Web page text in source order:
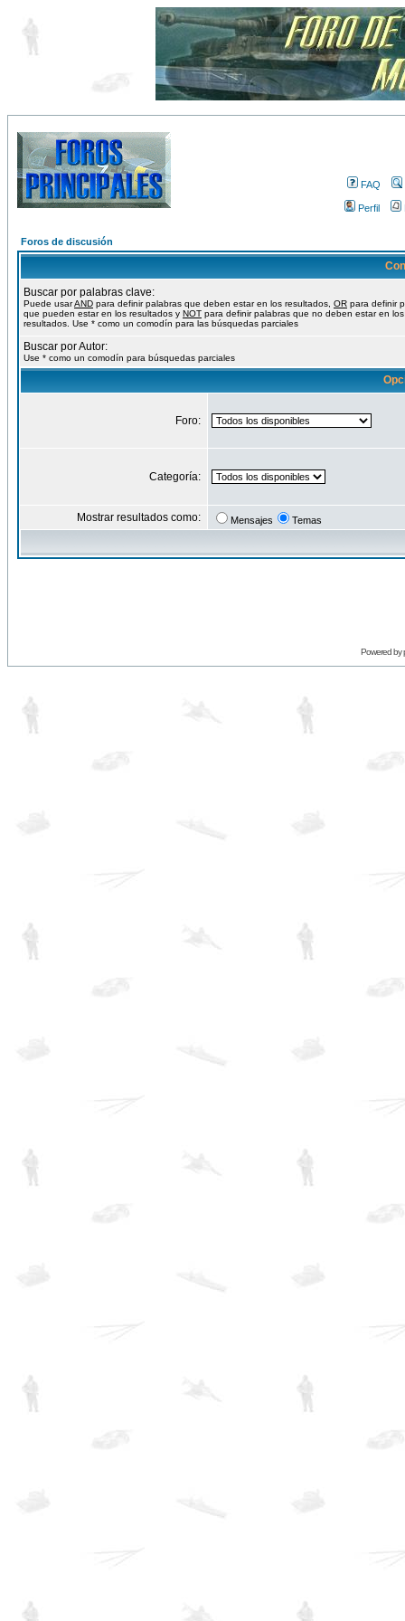
FAQ
Perfil
Foros de discusión
Buscar por palabras clave:
Puede usarAND para definir palabras que deben estar en los resultados, OR para definir
que pueden estar en los resultados y NOT para definir palabras que no deben estar en los
resultados. Use * como un comodín para las búsquedas parciales
Buscar por Autor:
Use * como un comodín para búsquedas parciales
Foro:
Categoría:
Mostrar resultados como: Mensajes Temas
Powered by